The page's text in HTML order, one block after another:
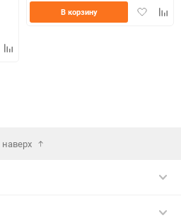
Добавить
Добавить
В корзину
наверх